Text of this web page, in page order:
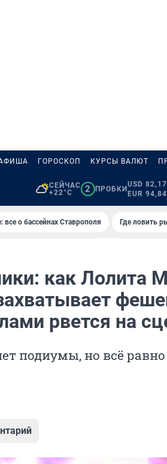
ГОРОСКОП КУРСЫ ВАЛЮТ
СЕЙЧАС
+22°C
2 ПРОБКИ
USD 82,17
EUR 94,84
о бассейнах Ставрополя Где ловить
как Лолита
рвется на
подиумы, но всё равно